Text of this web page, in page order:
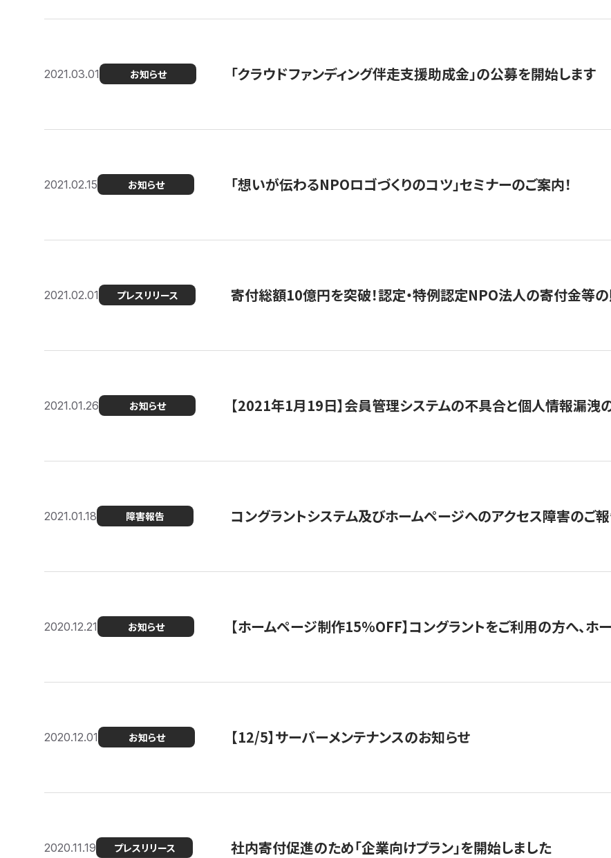
2021.03.01 お知らせ 「クラウドファンディング伴走支援助成金」の公募を開始します
2021.02.15 お知らせ 「想いが伝わるNPOロゴづくりのコツ」セミナーのご案内！
2021.02.01 プレスリリース 寄付総額10億円を突破！認定・特例認定NPO法人の寄付金等
2021.01.26 お知らせ 【2021年1月19日】会員管理システムの不具合と個人情報漏洩
2021.01.18 障害報告 コングラントシステム及びホームページへのアクセス障害のご
2020.12.21 お知らせ 【ホームページ制作15％OFF】コングラントをご利用の方へ、
2020.12.01 お知らせ 【12/5】サーバーメンテナンスのお知らせ
2020.11.19 プレスリリース 社内寄付促進のため「企業向けプラン」を開始しました